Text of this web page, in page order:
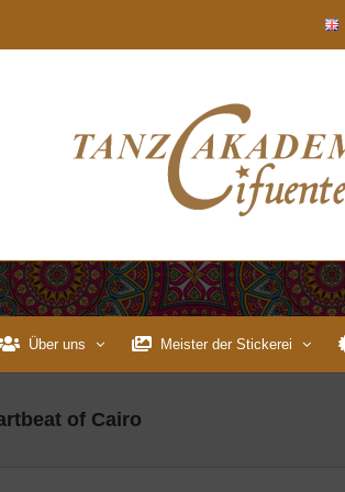
Über uns Meister der Stickerei
of Cairo